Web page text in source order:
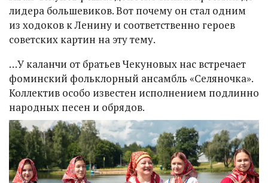
лидера большевиков. Вот почему он стал одним
из ходоков к Ленину и соответственно героев
советских картин на эту тему.
…У каланчи от братьев Чекуновых нас встречает
фоминский фольклорный ансамбль «Селяночка».
Коллектив особо известен исполнением подлинно
народных песен и обрядов.